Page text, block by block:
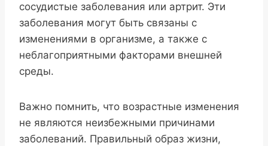
сосудистые заболевания или артрит. Эти
заболевания могут быть связаны с
изменениями в организме, а также с
неблагоприятными факторами внешней
среды.
Важно помнить, что возрастные изменения
не являются неизбежными причинами
заболеваний. Правильный образ жизни,